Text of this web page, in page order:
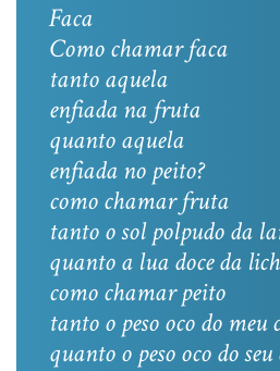
Faca
Como chamar faca
tanto aquela
enfiada na fruta
quanto aquela
enfiada no peito?
como chamar fruta
tanto o sol polpudo da
quanto a lua doce da
como chamar peito
tanto o peso oco do meu
quanto o peso oco do